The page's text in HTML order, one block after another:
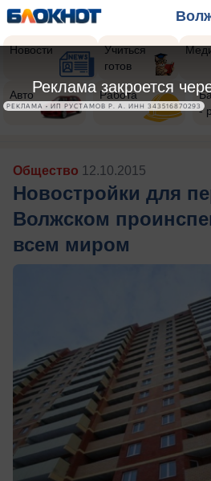
Новости
Учиться
готов
Авто Работа
-
Общество 12.10.2015
Новостройки для
Волжском
всем миром
Реклама закроется
РЕКЛАМА • ИП РУСТАМОВ Р. А. ИНН 343516870293